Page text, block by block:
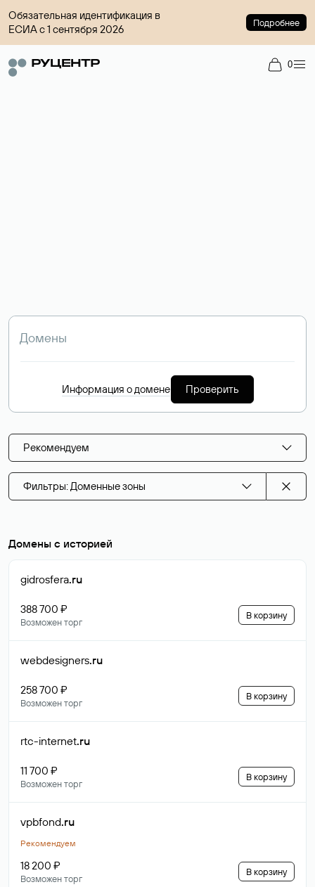
Обязательная идентификация в
ЕСИА с 1 сентября 2026
Подробнее
0
Информация о домене Проверить
Рекомендуем
Фильтры: Доменные зоны
Домены с историей
gidrosfera.ru
388 700 ₽
Возможен торг
В корзину
webdesigners.ru
258 700 ₽
Возможен торг
В корзину
rtc-internet.ru
11 700 ₽
Возможен торг
В корзину
vpbfond.ru
Рекомендуем
18 200 ₽
Возможен торг
В корзину